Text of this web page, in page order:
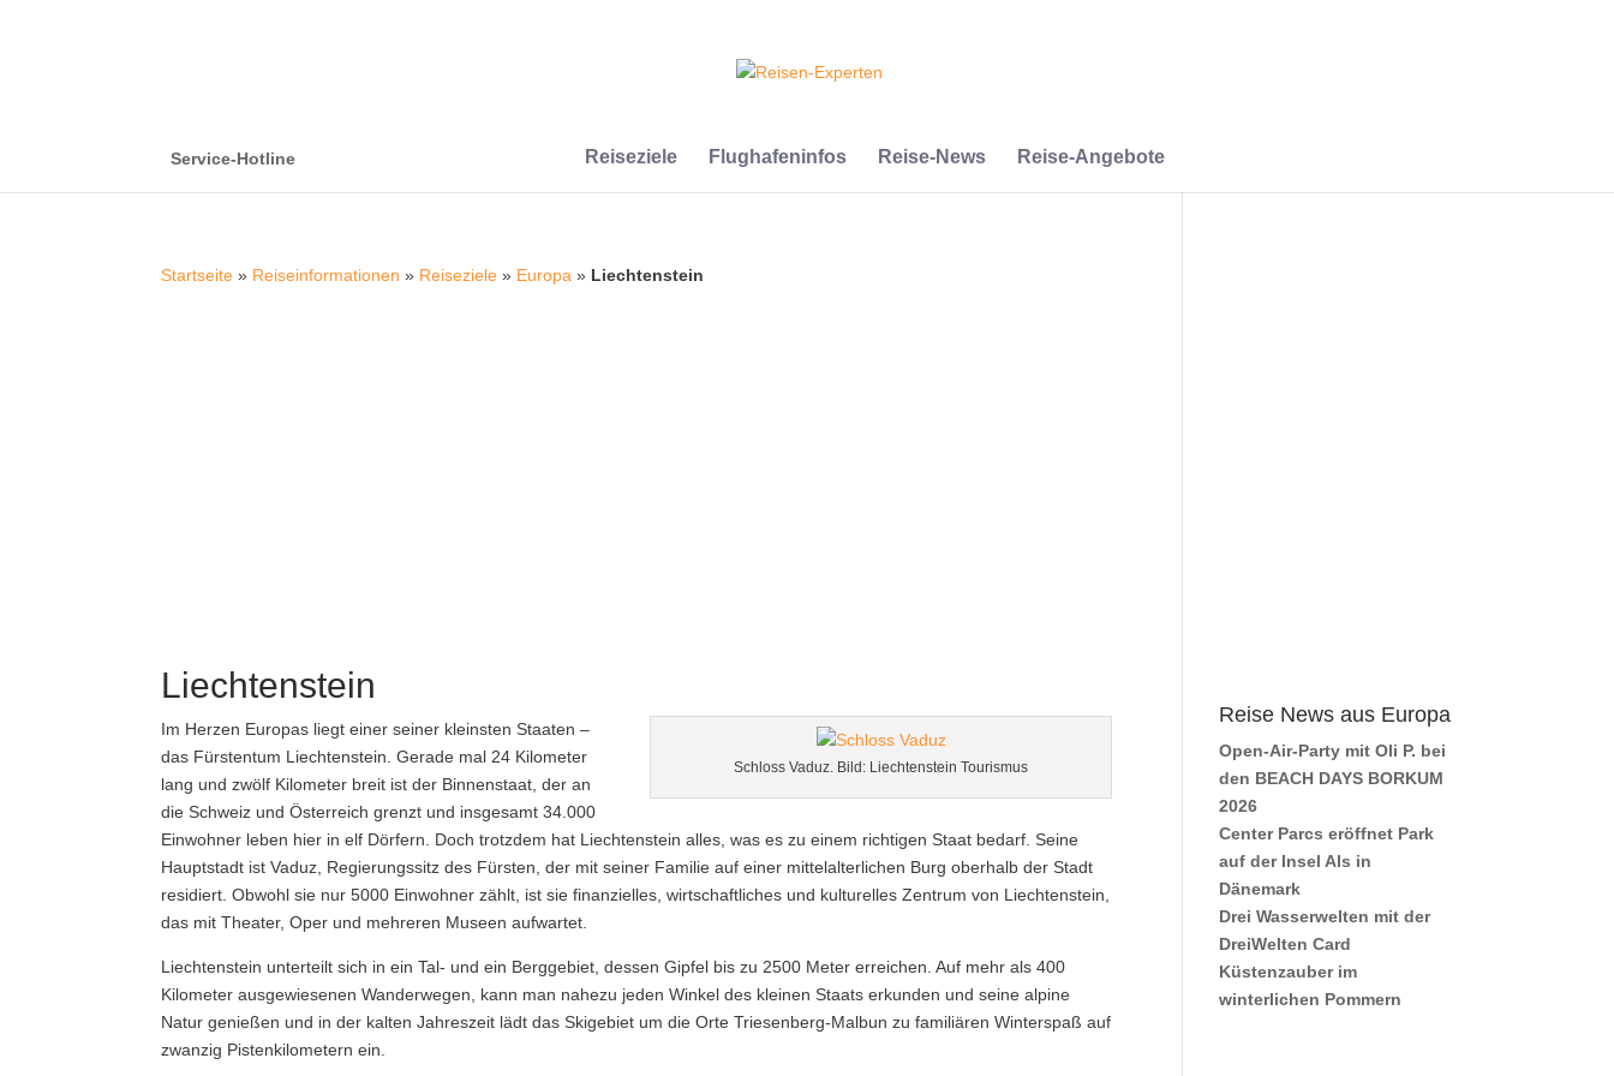
Service-Hotline Reiseziele Flughafeninfos Reise-News Reise-Angebote
Startseite » Reiseinformationen » Reiseziele » Europa » Liechtenstein
Liechtenstein
Schloss Vaduz. Bild: Liechtenstein Tourismus
Im Herzen Europas liegt einer seiner kleinsten Staaten –
das Fürstentum Liechtenstein. Gerade mal 24 Kilometer
lang und zwölf Kilometer breit ist der Binnenstaat, der an
die Schweiz und Österreich grenzt und insgesamt 34.000
Einwohner leben hier in elf Dörfern. Doch trotzdem hat Liechtenstein alles, was es zu einem richtigen Staat bedarf. Seine
Hauptstadt ist Vaduz, Regierungssitz des Fürsten, der mit seiner Familie auf einer mittelalterlichen Burg oberhalb der Stadt
residiert. Obwohl sie nur 5000 Einwohner zählt, ist sie finanzielles, wirtschaftliches und kulturelles Zentrum von Liechtenstein,
das mit Theater, Oper und mehreren Museen aufwartet.
Liechtenstein unterteilt sich in ein Tal- und ein Berggebiet, dessen Gipfel bis zu 2500 Meter erreichen. Auf mehr als 400
Kilometer ausgewiesenen Wanderwegen, kann man nahezu jeden Winkel des kleinen Staats erkunden und seine alpine
Natur genießen und in der kalten Jahreszeit lädt das Skigebiet um die Orte Triesenberg-Malbun zu familiären Winterspaß auf
zwanzig Pistenkilometern ein.
Reise News aus Europa
Open-Air-Party mit Oli P. bei
den BEACH DAYS BORKUM
2026
Center Parcs eröffnet Park
auf der Insel Als in
Dänemark
Drei Wasserwelten mit der
DreiWelten Card
Küstenzauber im
winterlichen Pommern